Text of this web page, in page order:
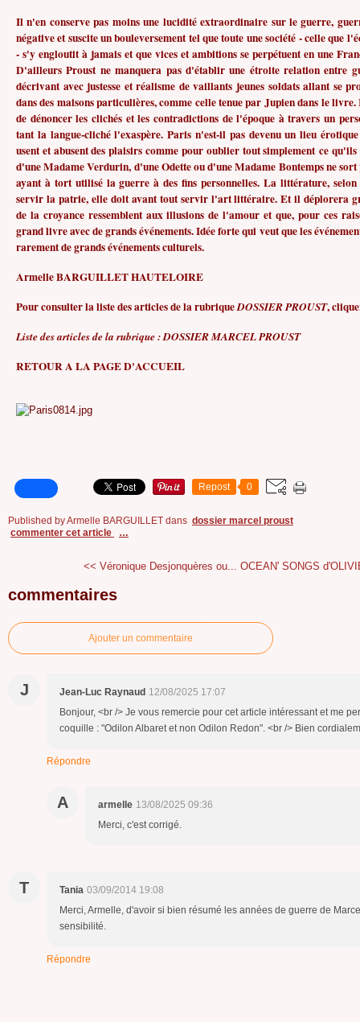
Il n'en conserve pas moins une lucidité extraordinaire sur le guerre,
négative et suscite un bouleversement tel que toute une société - celle que
- s'y engloutit à jamais et que vices et ambitions se perpétuent en une
D'ailleurs Proust ne manquera pas d'établir une étroite relation entre
décrivant avec justesse et réalisme de vaillants jeunes soldats allant se
dans des maisons particulières, comme celle tenue par Jupien dans le livre.
de dénoncer les clichés et les contradictions de l'époque à travers un
tant la langue-cliché l'exaspère. Paris n'est-il pas devenu un lieu
usent et abusent des plaisirs comme pour oublier tout simplement ce
d'une Madame Verdurin, d'une Odette ou d'une Madame Bontemps ne sort
ayant à tort utilisé la guerre à des fins personnelles. La littérature,
servir la patrie, elle doit avant tout servir l'art littéraire. Et il déplorera
de la croyance ressemblent aux illusions de l'amour et que, pour ces
grand livre avec de grands événements. Idée forte qui veut que les
rarement de grands événements culturels.
Armelle BARGUILLET HAUTELOIRE
Pour consulter la liste des articles de la rubriqueDOSSIER PROUST,
Liste des articles de la rubrique : DOSSIER MARCEL PROUST
RETOUR A LA PAGE D'ACCUEIL
Repost 0
Published by Armelle BARGUILLET dans dossier marcel proust
commenter cet article
…
<< Véronique Desjonquères ou... OCEAN' SONGS
commentaires
Ajouter un commentaire
J Jean-Luc Raynaud 12/08/2025 17:07
Bonjour, <br /> Je vous remercie pour cet article intéressant et me
coquille : "Odilon Albaret et non Odilon Redon". <br /> Bien
Répondre
A armelle 13/08/2025 09:36
Merci, c'est corrigé.
T Tania 03/09/2014 19:08
Merci, Armelle, d'avoir si bien résumé les années de guerre de
sensibilité.
Répondre